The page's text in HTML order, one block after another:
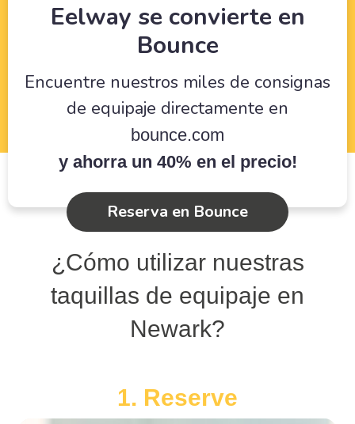
Eelway se convierte en
Bounce
Encuentre nuestros miles de consignas
de equipaje directamente en
bounce.com
y ahorra un 40% en el precio!
Reserva en Bounce
¿Cómo utilizar nuestras
taquillas de equipaje en
Newark?
1. Reserve